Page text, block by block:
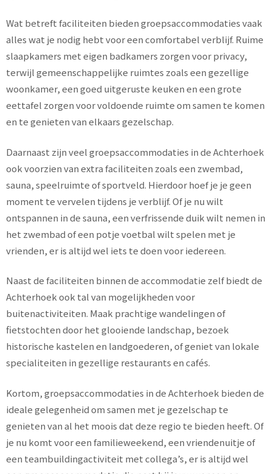
Wat betreft faciliteiten bieden groepsaccommodaties vaak
alles wat je nodig hebt voor een comfortabel verblijf. Ruime
slaapkamers met eigen badkamers zorgen voor privacy,
terwijl gemeenschappelijke ruimtes zoals een gezellige
woonkamer, een goed uitgeruste keuken en een grote
eettafel zorgen voor voldoende ruimte om samen te komen
en te genieten van elkaars gezelschap.
Daarnaast zijn veel groepsaccommodaties in de Achterhoek
ook voorzien van extra faciliteiten zoals een zwembad,
sauna, speelruimte of sportveld. Hierdoor hoef je je geen
moment te vervelen tijdens je verblijf. Of je nu wilt
ontspannen in de sauna, een verfrissende duik wilt nemen in
het zwembad of een potje voetbal wilt spelen met je
vrienden, er is altijd wel iets te doen voor iedereen.
Naast de faciliteiten binnen de accommodatie zelf biedt de
Achterhoek ook tal van mogelijkheden voor
buitenactiviteiten. Maak prachtige wandelingen of
fietstochten door het glooiende landschap, bezoek
historische kastelen en landgoederen, of geniet van lokale
specialiteiten in gezellige restaurants en cafés.
Kortom, groepsaccommodaties in de Achterhoek bieden de
ideale gelegenheid om samen met je gezelschap te
genieten van al het moois dat deze regio te bieden heeft. Of
je nu komt voor een familieweekend, een vriendenuitje of
een teambuildingactiviteit met collega’s, er is altijd wel